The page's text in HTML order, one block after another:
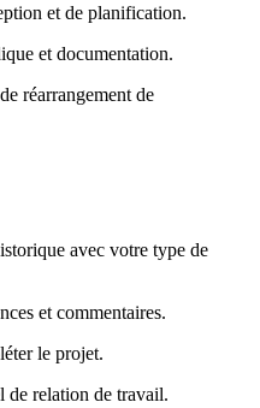
et de planification.
et documentation.
réarrangement de
avec votre type de
et commentaires.
le projet.
de relation de travail.